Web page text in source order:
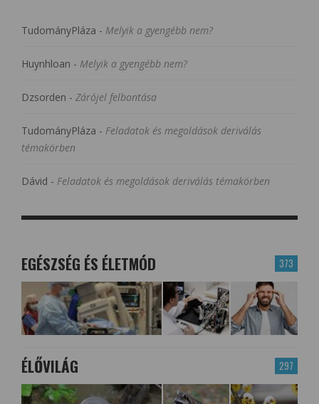
TudományPláza - Melyik a gyengébb nem?
Huynhloan - Melyik a gyengébb nem?
Dzsorden - Zárójel felbontása
TudományPláza - Feladatok és megoldások deriválás
témakörben
Dávid - Feladatok és megoldások deriválás témakörben
373
EGÉSZSÉG ÉS ÉLETMÓD
297
ÉLŐVILÁG